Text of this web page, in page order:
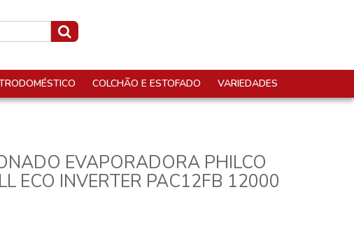
COLCHÃO E ESTOFADO VARIEDADES
EVAPORADORA PHILCO
ECO INVERTER PAC12FB 12000